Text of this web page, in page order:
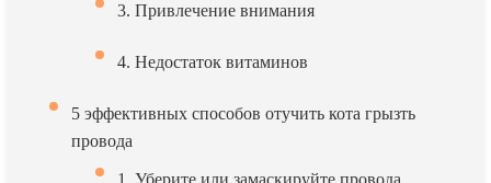
3. Привлечение внимания
4. Недостаток витаминов
5 эффективных способов отучить кота грызть
провода
1. Уберите или замаскируйте провода